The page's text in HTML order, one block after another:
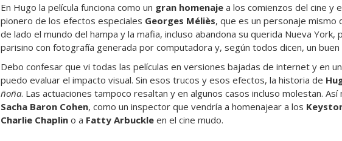
En Hugo la película funciona como un gran homenaje a los comienzos del cine y
pionero de los efectos especiales Georges Méliès, que es un personaje mismo
de lado el mundo del hampa y la mafia, incluso abandona su querida Nueva York,
parisino con fotografía generada por computadora y, según todos dicen, un buen
Debo confesar que vi todas las películas en versiones bajadas de internet y en
puedo evaluar el impacto visual. Sin esos trucos y esos efectos, la historia de
ñoña. Las actuaciones tampoco resaltan y en algunos casos incluso molestan.
Sacha Baron Cohen, como un inspector que vendría a homenajear a los
Charlie Chaplin o a Fatty Arbuckle en el cine mudo.